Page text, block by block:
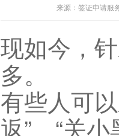
来源：签证申请
现如今，
多。
有些人可
返”、“关